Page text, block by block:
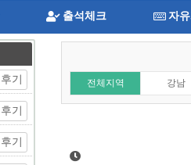
출석체크 자
후기
후기
후기
전체지역 강남